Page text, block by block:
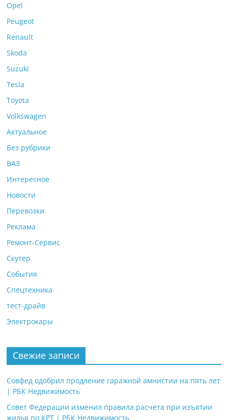
Opel
Peugeot
Renault
Skoda
Suzuki
Tesla
Toyota
Volkswagen
Актуальное
Без рубрики
ВАЗ
Интересное
Новости
Перевозки
Реклама
Ремонт-Сервис
Скутер
События
Спецтехника
тест-драйв
Электрокары
Свежие записи
Совфед одобрил продление гаражной амнистии на пять лет
| РБК Недвижимость
Совет Федерации изменил правила расчета при изъятии
жилья по КРТ | РБК Недвижимость